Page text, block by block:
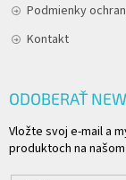
Podmienky
Kontakt
ODOBERAŤ
Vložte svoj e-mail a
produktoch na